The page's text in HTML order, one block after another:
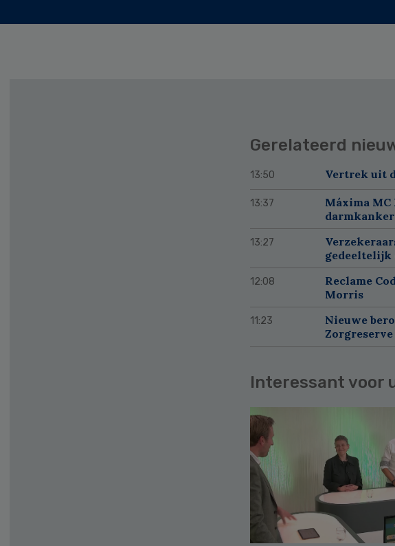
Gerelateerd
13:50 Vertrek uit
13:37
Máxima
darmkanker
13:27
gedeeltelijk
12:08
Reclame
Morris
11:23
Nieuwe
Zorgreserve
Interessant voor